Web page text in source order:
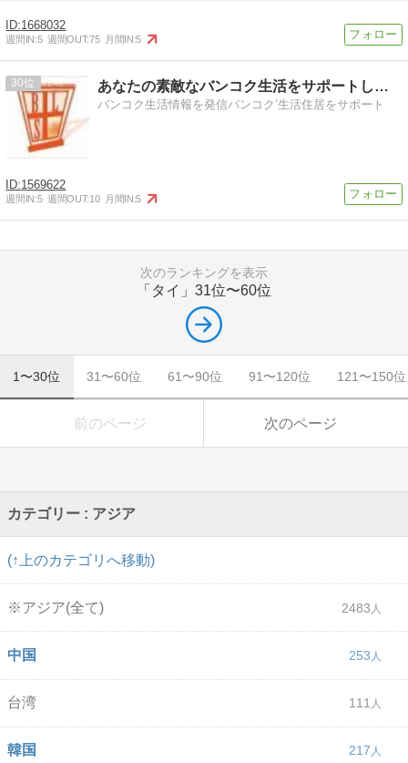
1668032
週間IN:5 週間OUT:75 月間IN:5
30 あなたの素敵なバンコク生活をサポートします。
バンコク生活情報を発信バンコク’生活住居をサポート
1569622
週間IN:5 週間OUT:10 月間IN:5
次のランキングを表示
「タイ」 31位〜60位
1〜30位 31〜60位 61〜90位 91〜120位 121〜150位
前のページ 次のページ
カテゴリー : アジア
(↑上のカテゴリへ移動)
※アジア(全て) 2483
中国 253
台湾 111
韓国 217